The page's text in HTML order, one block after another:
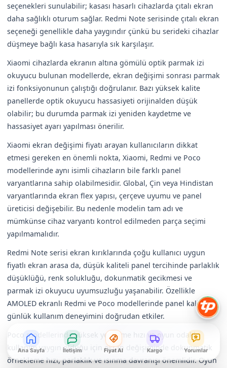
seçenekleri sunulabilir; kasası hasarlı cihazlarda çıtalı ekran
daha sağlıklı oturum sağlar. Redmi Note serisinde çıtalı ekran
seçeneği genellikle daha yaygındır çünkü bu serideki cihazlar
düşmeye bağlı kasa hasarıyla sık karşılaşır.
Xiaomi cihazlarda ekranın altına gömülü optik parmak izi
okuyucu bulunan modellerde, ekran değişimi sonrası parmak
izi fonksiyonunun çalıştığı doğrulanır. Bazı yüksek kalite
panellerde optik okuyucu hassasiyeti orijinalden düşük
olabilir; bu durumda parmak izi yeniden kaydetme ve
hassasiyet ayarı yapılması önerilir.
Xiaomi ekran değişimi fiyatı arayan kullanıcıların dikkat
etmesi gereken en önemli nokta, Xiaomi, Redmi ve Poco
modellerinde aynı isimli cihazların bile farklı panel
varyantlarına sahip olabilmesidir. Global, Çin veya Hindistan
varyantlarında ekran flex yapısı, çerçeve uyumu ve panel
üreticisi değişebilir. Bu nedenle modelin tam adı ve
mümkünse cihaz varyantı kontrol edilmeden parça seçimi
yapılmamalıdır.
Redmi Note serisi ekran kırıklarında çoğu kullanıcı uygun
fiyatlı ekran arasa da, düşük kaliteli panel tercihinde parlaklık
düşüklüğü, renk solukluğu, dokunmatik gecikmesi ve
parmak izi okuyucu uyumsuzluğu yaşanabilir. Özellikle
AMOLED ekranlı Redmi ve Poco modellerinde panel kalitesi
günlük kullanım deneyimini doğrudan etkiler.
Poco modellerinde yüksek yenileme hızı ve oyun odaklı
kullanım yaygın olduğu için ekran değişiminde dokunmatik
örnekleme hızı, parlaklık ve ısınma davranışı önemlidir. Oyun
Ana Sayfa İletişim Fiyat Al Kargo Yorumlar